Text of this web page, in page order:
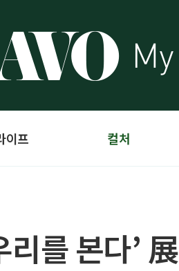
이프 컬처
를 본다’ 展